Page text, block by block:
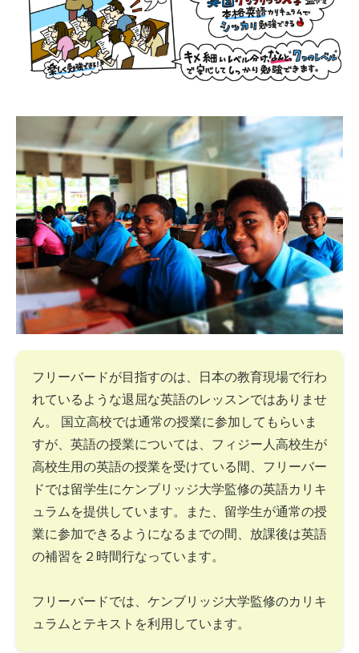
フリーバードが目指すのは、日本の教育現場で行わ
れているような退屈な英語のレッスンではありませ
ん。 国立高校では通常の授業に参加してもらいま
すが、英語の授業については、フィジー人高校生が
高校生用の英語の授業を受けている間、フリーバー
ドでは留学生にケンブリッジ大学監修の英語カリキ
ュラムを提供しています。また、留学生が通常の授
業に参加できるようになるまでの間、放課後は英語
の補習を２時間行なっています。
フリーバードでは、ケンブリッジ大学監修のカリキ
ュラムとテキストを利用しています。